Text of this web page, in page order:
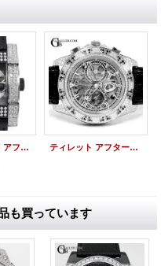
ドゥ グリソゴノ アフターダイヤ ノヴァンタ トレ パヴェダイヤ de GRISOGONO ティレット アフターダイヤ時計 オートマティッククロノグラフ100 スケルトン パヴェ TIRET時計
も買っています